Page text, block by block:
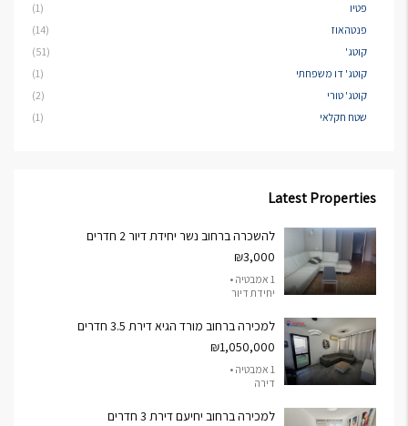
פטיו
(1)
פנטהאוז
(14)
קוטג'
(51)
קוטג' דו משפחתי
(1)
קוטג' טורי
(2)
שטח חקלאי
(1)
Latest Properties
להשכרה ברחוב נשר יחידת דיור 2 חדרים
₪3,000
1 אמבטיה •
יחידת דיור
למכירה ברחוב מורד הגיא דירת 3.5 חדרים
₪1,050,000
1 אמבטיה •
דירה
למכירה ברחוב יחיעם דירת 3 חדרים